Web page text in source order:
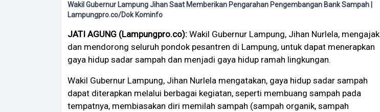
Wakil Gubernur Lampung Jihan Saat Memberikan Pengarahan Pengembangan Bank Sampah |
Lampungpro.co/Dok Kominfo
JATI AGUNG (Lampungpro.co): Wakil Gubernur Lampung, Jihan Nurlela, mengajak
dan mendorong seluruh pondok pesantren di Lampung, untuk dapat menerapkan
gaya hidup sadar sampah dan menjadi gaya hidup ramah lingkungan.
Wakil Gubernur Lampung, Jihan Nurlela mengatakan, gaya hidup sadar sampah
dapat diterapkan melalui berbagai kegiatan, seperti membuang sampah pada
tempatnya, membiasakan diri memilah sampah (sampah organik, sampah